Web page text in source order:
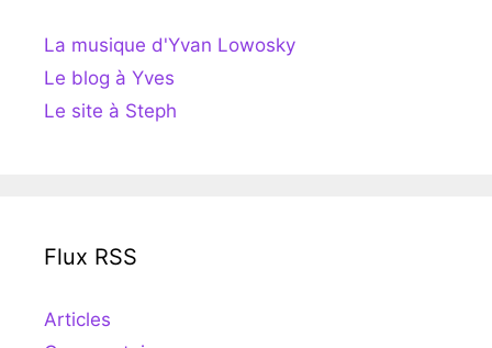
La musique d'Yvan Lowosky
Le blog à Yves
Le site à Steph
Flux RSS
Articles